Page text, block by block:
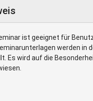
ist geeignet für
werden in
Es wird auf die